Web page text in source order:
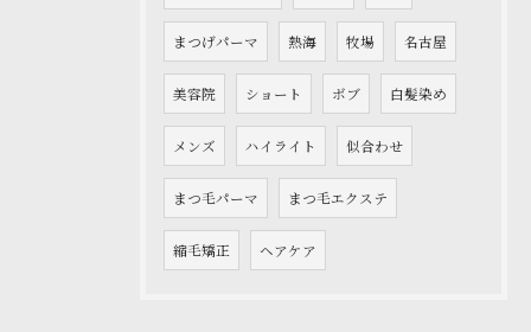
まつげパーマ 熱海 牧場 名古屋
美容院 ショート ボブ 白髪染め
メンズ ハイライト 似合わせ
まつ毛パーマ まつ毛エクステ
縮毛矯正 ヘアケア